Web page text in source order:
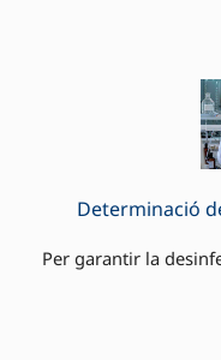
Determinació
Per garantir la